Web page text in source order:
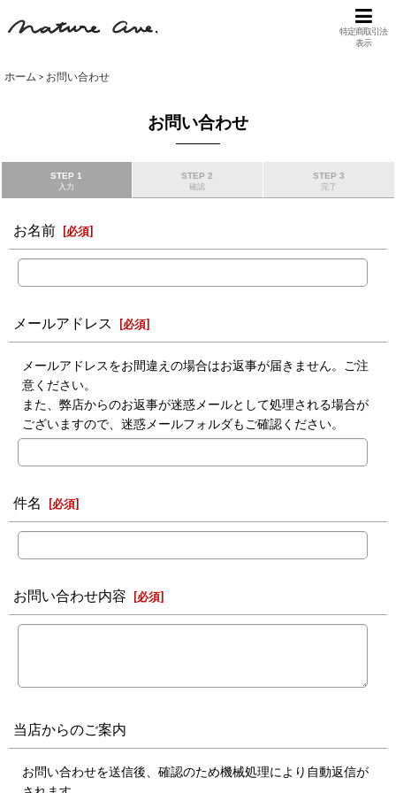
特定商取引法
表示
ホーム > お問い合わせ
お問い合わせ
STEP 1
入力
STEP 2
確認
STEP 3
完了
お名前 [必須]
メールアドレス [必須]
メールアドレスをお間違えの場合はお返事が届きません。ご注
意ください。
また、弊店からのお返事が迷惑メールとして処理される場合が
ございますので、迷惑メールフォルダもご確認ください。
件名 [必須]
お問い合わせ内容 [必須]
当店からのご案内
お問い合わせを送信後、確認のため機械処理により自動返信が